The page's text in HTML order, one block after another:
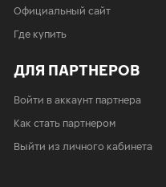
Официальный сайт
Где купить
ДЛЯ ПАРТНЕРОВ
Войти в аккаунт партнера
Как стать партнером
Выйти из личного кабинета